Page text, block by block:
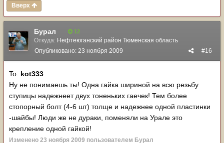
Вверх
Бурал 12
Откуда: Нефтеюганский район Тюменская область
#16
Опубликовано: 23 ноября 2009
To: kot333
Ну не понимаешь ты! Одна гайка шириной на всю резьбу
ступицы надежнеет двух тоненьких гаечек! Тем более
стопорный болт (4-6 шт) толще и надежнее одной пластинки
-шайбы! Люди же не дураки, поменяли на Урале это
крепление одной гайкой!
Изменено 23 ноября 2009 пользователем Бурал